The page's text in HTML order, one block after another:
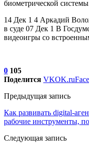
биометрической
14 Дек 1 4 Аркадий
в суде 07 Дек 1 В
видеоигры со
0 105
Поделится VKOK.ru
Предыдущая запись
Как развивать digital-
рабочие инструменты,
Следующая запись